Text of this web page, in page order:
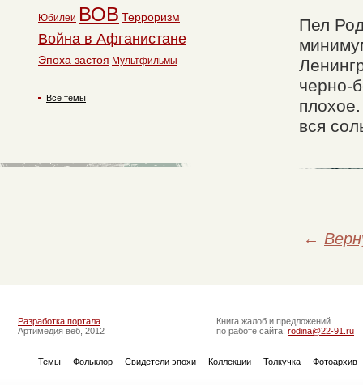
Пел
черно-
вся
←
Юбилеи ВОВ Терроризм
Война в Афганистане
Эпоха застоя Мультфильмы
Все темы
Разработка портала
Артимедия веб, 2012
Книга жалоб и предложений
по работе сайта: rodina@22-91.ru
Темы Фольклор Свидетели эпохи Коллекции Толкучка Фотоархив